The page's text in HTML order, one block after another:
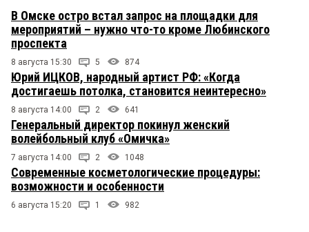
В Омске остро встал запрос на площадки для
мероприятий – нужно что-то кроме Любинского
проспекта
8 августа 15:30 5 874
Юрий ИЦКОВ, народный артист РФ: «Когда
достигаешь потолка, становится неинтересно»
8 августа 14:00 2 641
Генеральный директор покинул женский
волейбольный клуб «Омичка»
7 августа 14:00 2 1048
Современные косметологические процедуры:
возможности и особенности
6 августа 15:20 1 982